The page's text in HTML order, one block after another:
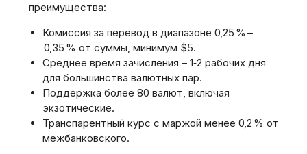
преимущества:
Комиссия за перевод в диапазоне 0‚25 % –
0‚35 % от суммы‚ минимум $5.
Среднее время зачисления – 1‑2 рабочих дня
для большинства валютных пар.
Поддержка более 80 валют‚ включая
экзотические.
Транспарентный курс с маржой менее 0‚2 % от
межбанковского.